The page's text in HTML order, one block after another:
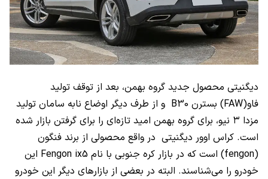
دیگنیتی محصول جدید گروه بهمن، بعد از توقف تولید
فاو(FAW) بسترن B30 و از طرف دیگر اوضاع نابه سامان تولید
مزدا ۳ نیو، برای گروه بهمن امید تازه‌ای را برای گرفتن بازار شده
است. کراس اوور دیگنیتی در واقع محصولی از برند فنگون
(fengon) است که در بازار کره جنوبی با نام Fengon ix5 این
خودرو را می‌شناسند. البته در بعضی از بازارهای دیگر این خودرو